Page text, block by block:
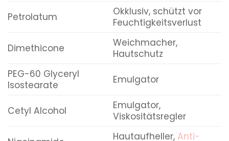
Petrolatum
Okklusiv, schützt vor
Feuchtigkeitsverlust
Dimethicone
Weichmacher,
Hautschutz
PEG-60 Glyceryl
Isostearate
Emulgator
Cetyl Alcohol
Emulgator,
Viskositätsregler
Hautaufheller, Anti-